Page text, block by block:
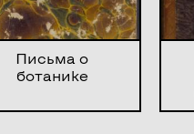
Письма о
ботанике